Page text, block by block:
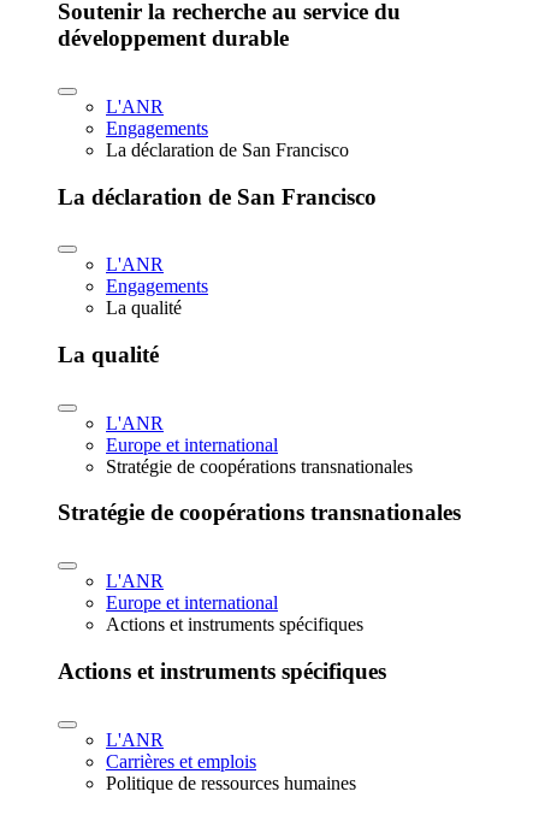
Soutenir la recherche au service du
développement durable
L'ANR
Engagements
La déclaration de San Francisco
La déclaration de San Francisco
L'ANR
Engagements
La qualité
La qualité
L'ANR
Europe et international
Stratégie de coopérations transnationales
Stratégie de coopérations transnationales
L'ANR
Europe et international
Actions et instruments spécifiques
Actions et instruments spécifiques
L'ANR
Carrières et emplois
Politique de ressources humaines